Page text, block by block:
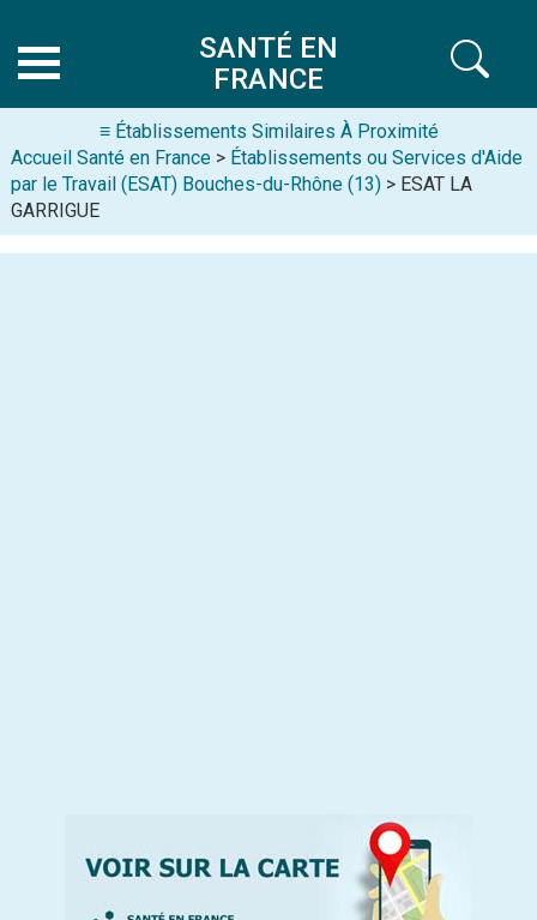
SANTÉ EN
FRANCE
≡ Établissements Similaires À Proximité
Accueil Santé en France > Établissements ou Services d'Aide
par le Travail (ESAT) Bouches-du-Rhône (13) > ESAT LA
GARRIGUE